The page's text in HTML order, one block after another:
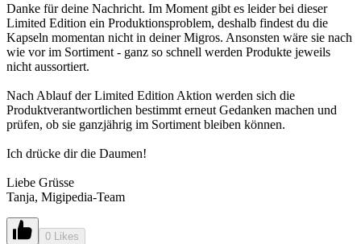
Danke für deine Nachricht. Im Moment gibt es leider bei dieser
Limited Edition ein Produktionsproblem, deshalb findest du die
Kapseln momentan nicht in deiner Migros. Ansonsten wäre sie nach
wie vor im Sortiment - ganz so schnell werden Produkte jeweils
nicht aussortiert.
Nach Ablauf der Limited Edition Aktion werden sich die
Produktverantwortlichen bestimmt erneut Gedanken machen und
prüfen, ob sie ganzjährig im Sortiment bleiben können.
Ich drücke dir die Daumen!
Liebe Grüsse
Tanja, Migipedia-Team
0 Likes